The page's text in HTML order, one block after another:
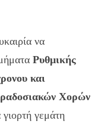
να
Ρυθμικής
και
Χορών
γεμάτη